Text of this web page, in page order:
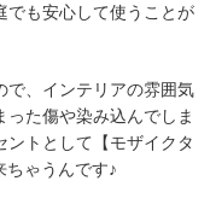
でも安心して使うことが
で、インテリアの雰囲気
た傷や染み込んでしま
ントとして【モザイクタ
ちゃうんです♪